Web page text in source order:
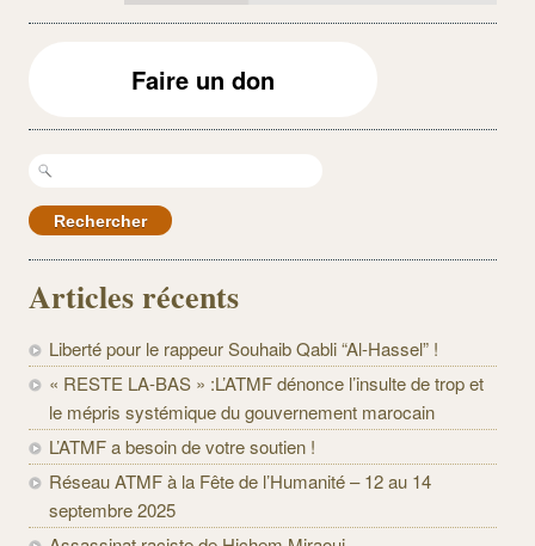
Faire un don
Rechercher :
Articles récents
Liberté pour le rappeur Souhaib Qabli “Al-Hassel” !
« RESTE LA-BAS » :L’ATMF dénonce l’insulte de trop et
le mépris systémique du gouvernement marocain
L’ATMF a besoin de votre soutien !
Réseau ATMF à la Fête de l’Humanité – 12 au 14
septembre 2025